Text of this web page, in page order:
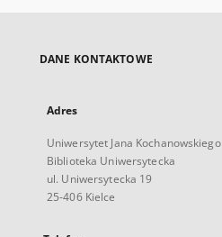
DANE KONTAKTOWE
Adres
Uniwersytet Jana Kochanowskiego
Biblioteka Uniwersytecka
ul. Uniwersytecka 19
25-406 Kielce